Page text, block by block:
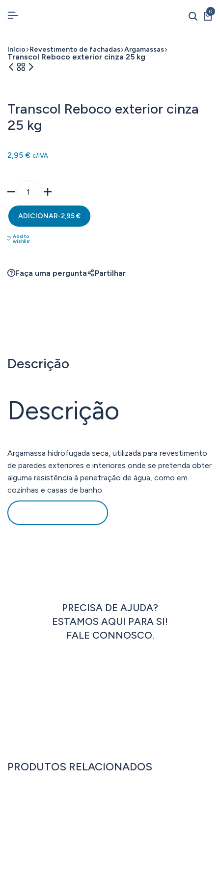
0
Início Revestimento de fachadas Argamassas
Transcol Reboco exterior cinza 25 kg
Transcol Reboco exterior cinza
25 kg
2,95 € c/IVA
ADICIONAR-2,95€
Add to
wishlist
Faça uma pergunta Partilhar
Descrição
Descrição
Argamassa hidrofugada seca, utilizada para revestimento
de paredes exteriores e interiores onde se pretenda obter
alguma resistência à penetração de água, como em
cozinhas e casas de banho.
PRECISA DE AJUDA?
ESTAMOS AQUI PARA SI!
FALE CONNOSCO.
PRODUTOS RELACIONADOS